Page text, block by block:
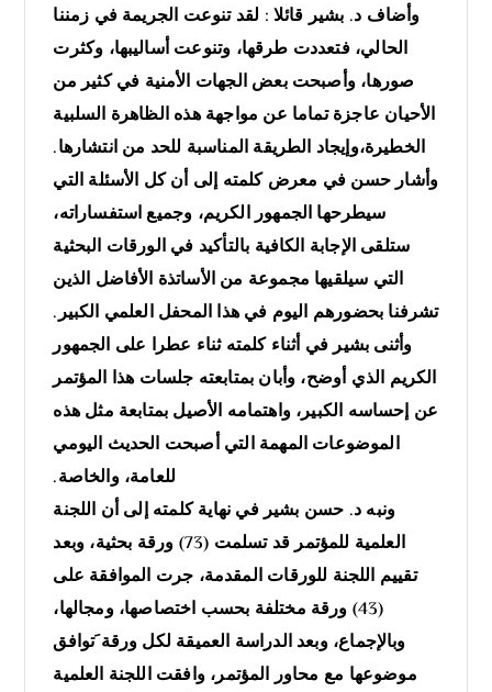
وأضاف د. بشير قائلا : لقد تنوعت الجريمة في زمننا
الحالي، فتعددت طرقها، وتنوعت أساليبها، وكثرت
صورها، وأصبحت بعض الجهات الأمنية في كثير من
الأحيان عاجزة تماما عن مواجهة هذه الظاهرة السلبية
الخطيرة،وإيجاد الطريقة المناسبة للحد من انتشارها.
وأشار حسن في معرض كلمته إلى أن كل الأسئلة التي
سيطرحها الجمهور الكريم، وجميع استفساراته،
ستلقى الإجابة الكافية بالتأكيد في الورقات البحثية
التي سيلقيها مجموعة من الأساتذة الأفاضل الذين
تشرفنا بحضورهم اليوم في هذا المحفل العلمي الكبير.
وأثنى بشير في أثناء كلمته ثناء عطرا على الجمهور
الكريم الذي أوضح، وأبان بمتابعته جلسات هذا المؤتمر
عن إحساسه الكبير، واهتمامه الأصيل بمتابعة مثل هذه
الموضوعات المهمة التي أصبحت الحديث اليومي
للعامة، والخاصة.
ونبه د. حسن بشير في نهاية كلمته إلى أن اللجنة
العلمية للمؤتمر قد تسلمت (73) ورقة بحثية، وبعد
تقييم اللجنة للورقات المقدمة، جرت الموافقة على
(43) ورقة مختلفة بحسب اختصاصها، ومجالها،
وبالإجماع، وبعد الدراسة العميقة لكل ورقة َتوافق
موضوعها مع محاور المؤتمر، وافقت اللجنة العلمية